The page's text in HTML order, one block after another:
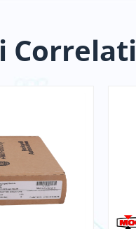
Correlati